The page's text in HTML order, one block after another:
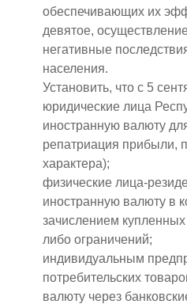
обеспечивающих их
девятое,
негативные
населения.
Установить, что с 5
юридические лица
иностранную валюту
репатриация прибыли,
характера);
физические лица-
иностранную валюту в
зачислением
либо ограничений;
индивидуальным
потребительских
валюту через